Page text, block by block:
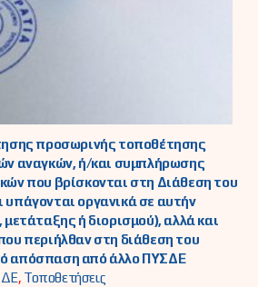
προσωρινής τοποθέτησης
αναγκών, ή/και συμπλήρωσης
που βρίσκονται στη Διάθεση του
οργανικά σε αυτήν
ή διορισμού), αλλά και
περιήλθαν στη διάθεση του
απόσπαση από άλλο ΠΥΣΔΕ
, Τοποθετήσεις